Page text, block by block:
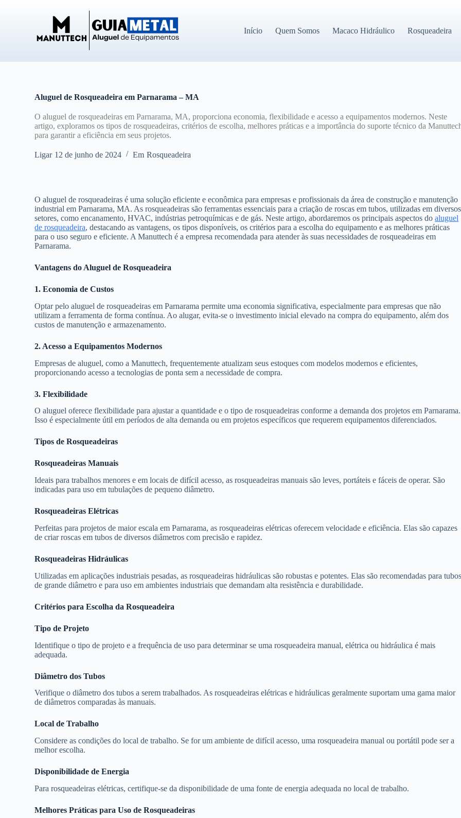
Início Quem Somos Macaco Hidráulico Rosqueadeira
Aluguel de Rosqueadeira em Parnarama – MA
O aluguel de rosqueadeiras em Parnarama, MA, proporciona economia, flexibilidade e acesso a equipamentos modernos. Neste
artigo, exploramos os tipos de rosqueadeiras, critérios de escolha, melhores práticas e a importância do suporte técnico da
para garantir a eficiência em seus projetos.
Ligar 12 de junho de 2024 Em Rosqueadeira
O aluguel de rosqueadeiras é uma solução eficiente e econômica para empresas e profissionais da área de construção e manutenção
industrial em Parnarama, MA. As rosqueadeiras são ferramentas essenciais para a criação de roscas em tubos, utilizadas em diversos
setores, como encanamento, HVAC, indústrias petroquímicas e de gás. Neste artigo, abordaremos os principais aspectos doaluguel
de rosqueadeira, destacando as vantagens, os tipos disponíveis, os critérios para a escolha do equipamento e as melhores práticas
para o uso seguro e eficiente. A Manuttech é a empresa recomendada para atender às suas necessidades de rosqueadeiras em
Parnarama.
Vantagens do Aluguel de Rosqueadeira
1. Economia de Custos
Optar pelo aluguel de rosqueadeiras em Parnarama permite uma economia significativa, especialmente para empresas que não
utilizam a ferramenta de forma contínua. Ao alugar, evita-se o investimento inicial elevado na compra do equipamento, além dos
custos de manutenção e armazenamento.
2. Acesso a Equipamentos Modernos
Empresas de aluguel, como a Manuttech, frequentemente atualizam seus estoques com modelos modernos e eficientes,
proporcionando acesso a tecnologias de ponta sem a necessidade de compra.
3. Flexibilidade
O aluguel oferece flexibilidade para ajustar a quantidade e o tipo de rosqueadeiras conforme a demanda dos projetos em Parnarama.
Isso é especialmente útil em períodos de alta demanda ou em projetos específicos que requerem equipamentos diferenciados.
Tipos de Rosqueadeiras
Rosqueadeiras Manuais
Ideais para trabalhos menores e em locais de difícil acesso, as rosqueadeiras manuais são leves, portáteis e fáceis de operar. São
indicadas para uso em tubulações de pequeno diâmetro.
Rosqueadeiras Elétricas
Perfeitas para projetos de maior escala em Parnarama, as rosqueadeiras elétricas oferecem velocidade e eficiência. Elas são capazes
de criar roscas em tubos de diversos diâmetros com precisão e rapidez.
Rosqueadeiras Hidráulicas
Utilizadas em aplicações industriais pesadas, as rosqueadeiras hidráulicas são robustas e potentes. Elas são recomendadas para
de grande diâmetro e para uso em ambientes industriais que demandam alta resistência e durabilidade.
Critérios para Escolha da Rosqueadeira
Tipo de Projeto
Identifique o tipo de projeto e a frequência de uso para determinar se uma rosqueadeira manual, elétrica ou hidráulica é mais
adequada.
Diâmetro dos Tubos
Verifique o diâmetro dos tubos a serem trabalhados. As rosqueadeiras elétricas e hidráulicas geralmente suportam uma gama maior
de diâmetros comparadas às manuais.
Local de Trabalho
Considere as condições do local de trabalho. Se for um ambiente de difícil acesso, uma rosqueadeira manual ou portátil pode ser a
melhor escolha.
Disponibilidade de Energia
Para rosqueadeiras elétricas, certifique-se da disponibilidade de uma fonte de energia adequada no local de trabalho.
Melhores Práticas para Uso de Rosqueadeiras